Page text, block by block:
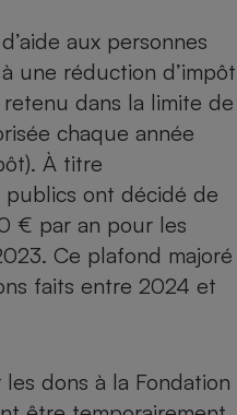
aux personnes
une réduction d’impôt
dans la limite de
chaque année
À titre
ont décidé de
€ par an pour les
Ce plafond majoré
faits entre 2024 et
dons à la Fondation
Climatiseur -
Ventilateur
Antivirus
Climatiseur -
Ventilateur